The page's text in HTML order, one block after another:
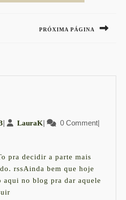
PRÓXIMA PÁGINA
11
de
2013
| LauraKLauraK
| 0 Comment|
pra decidir a parte mais
rssAinda bem que hoje
aqui no blog pra dar aquele